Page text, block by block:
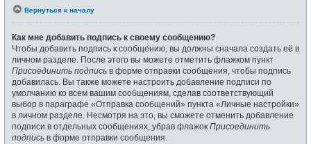
Вернуться к началу
Как мне добавить подпись к своему сообщению?
Чтобы добавить подпись к сообщению, вы должны сначала создать её в
личном разделе. После этого вы можете отметить флажком пункт
Присоединить подпись в форме отправки сообщения, чтобы подпись
добавилась. Вы также можете настроить добавление подписи по
умолчанию ко всем вашим сообщениям, сделав соответствующий
выбор в параграфе «Отправка сообщений» пункта «Личные настройки»
в личном разделе. Несмотря на это, вы сможете отменить добавление
подписи в отдельных сообщениях, убрав флажок Присоединить
подпись в форме отправки сообщения.